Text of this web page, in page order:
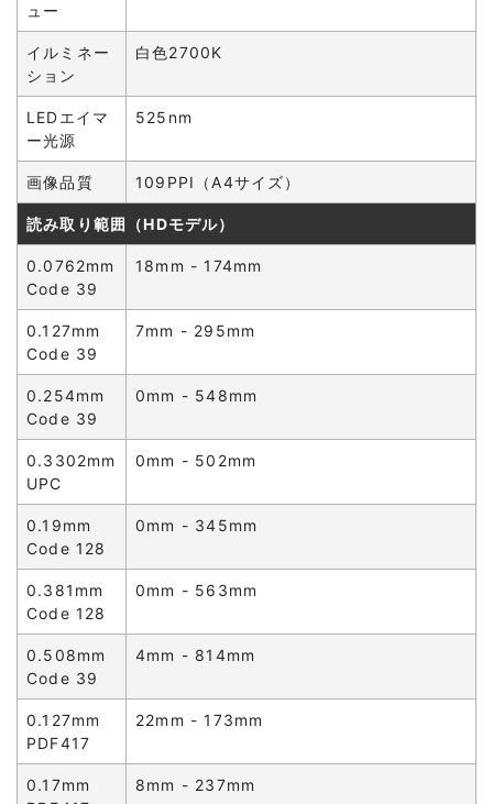
ュー
イルミネー
ション
白色2700K
LEDエイマ
ー光源
525nm
画像品質 109PPI（A4サイズ）
読み取り範囲（HDモデル）
0.0762mm
Code 39
18mm - 174mm
0.127mm
Code 39
7mm - 295mm
0.254mm
Code 39
0mm - 548mm
0.3302mm
UPC
0mm - 502mm
0.19mm
Code 128
0mm - 345mm
0.381mm
Code 128
0mm - 563mm
0.508mm
Code 39
4mm - 814mm
0.127mm
PDF417
22mm - 173mm
0.17mm
8mm - 237mm